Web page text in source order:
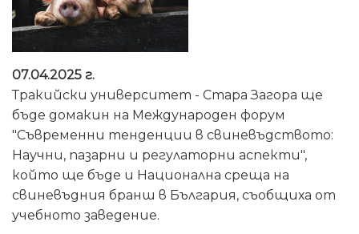
07.04.2025 г.
Тракийски университет - Стара Загора ще
бъде домакин на Международен форум
"Съвременни тенденции в свиневъдството:
Научни, пазарни и регулаторни аспекти",
който ще бъде и Национална среща на
свиневъдния бранш в България, съобщиха от
учебното заведение.